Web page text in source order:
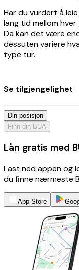
Har du vurdert å
lang tid mellom
Da kan det være
dessuten variere
type tur.
Se tilgjengelighet
Din posisjon
Finn din BUA
Lån gratis med
Last ned appen og
du finne nærmeste
App Store